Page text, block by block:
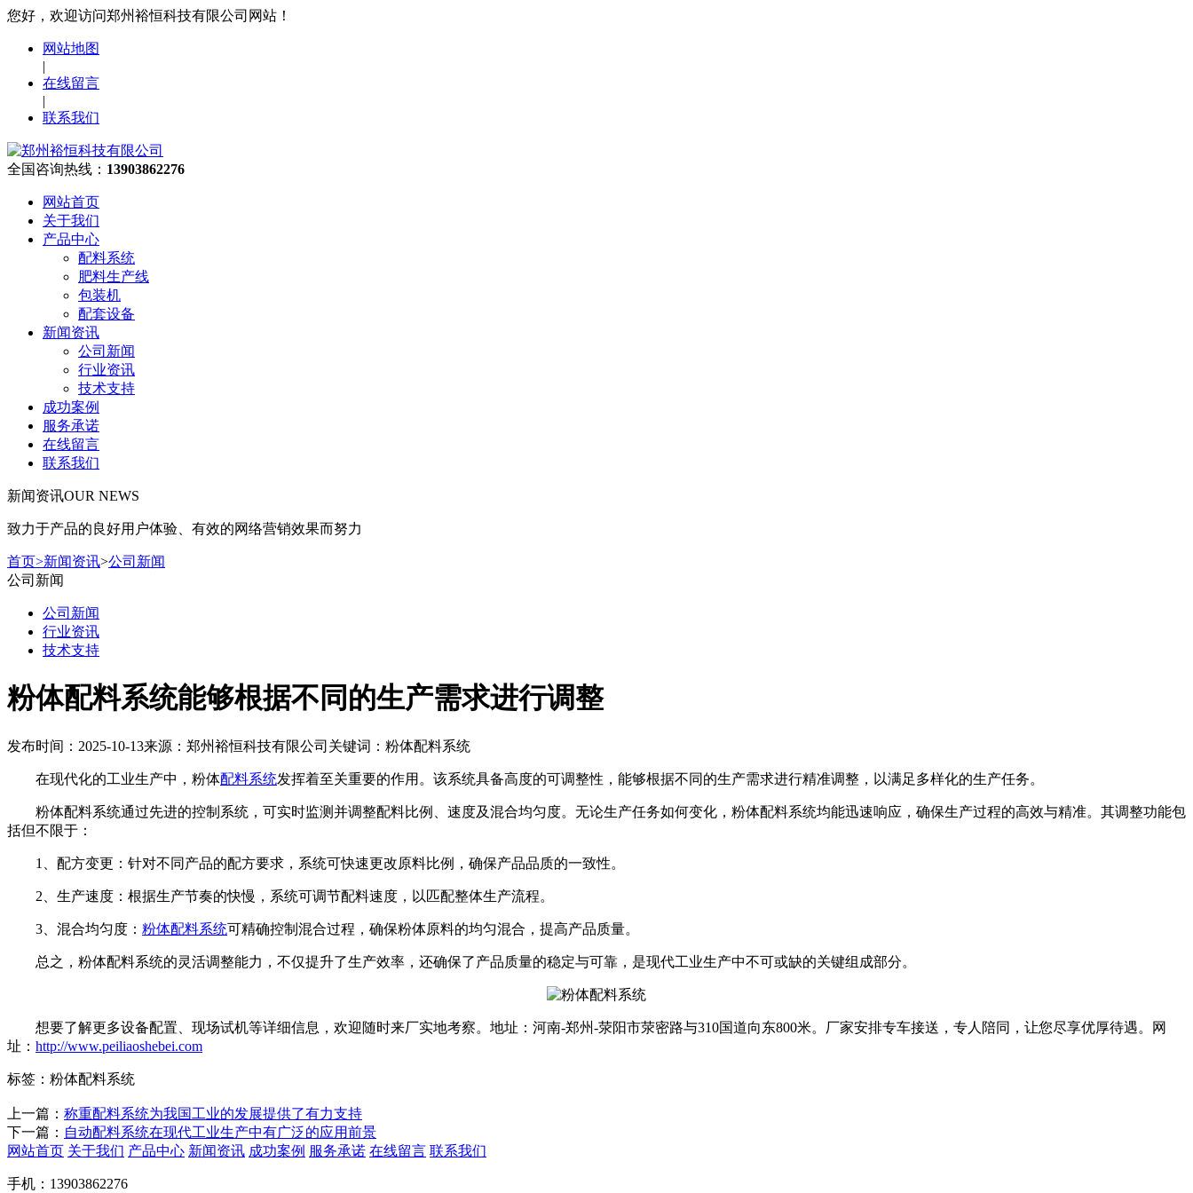
您好，欢迎访问郑州裕恒科技有限公司网站！
网站地图
|
在线留言
|
联系我们
全国咨询热线： 13903862276
网站首页
关于我们
产品中心
配料系统
肥料生产线
包装机
配套设备
新闻资讯
公司新闻
行业资讯
技术支持
成功案例
服务承诺
在线留言
联系我们
新闻资讯OUR NEWS
致力于产品的良好用户体验、有效的网络营销效果而努力
首页>新闻资讯>公司新闻
公司新闻
公司新闻
行业资讯
技术支持
粉体配料系统能够根据不同的生产需求进行调整
发布时间：2025-10-13来源：郑州裕恒科技有限公司 关键词：粉体配料系统
在现代化的工业生产中，粉体配料系统发挥着至关重要的作用。该系统具备高度的可调整性，能够根据不同的生产需求进行精准调整，以满足多样化的生产任务。
粉体配料系统通过先进的控制系统，可实时监测并调整配料比例、速度及混合均匀度。无论生产任务如何变化，粉体配料系统均能迅速响应，确保生产过程的高效与精准。其调整功能包
括但不限于：
1、配方变更：针对不同产品的配方要求，系统可快速更改原料比例，确保产品品质的一致性。
2、生产速度：根据生产节奏的快慢，系统可调节配料速度，以匹配整体生产流程。
3、混合均匀度： 粉体配料系统可精确控制混合过程，确保粉体原料的均匀混合，提高产品质量。
总之，粉体配料系统的灵活调整能力，不仅提升了生产效率，还确保了产品质量的稳定与可靠，是现代工业生产中不可或缺的关键组成部分。
想要了解更多设备配置、现场试机等详细信息，欢迎随时来厂实地考察。地址：河南-郑州-荥阳市荥密路与310国道向东800米。厂家安排专车接送，专人陪同，让您尽享优厚待遇。网
址： http://www.peiliaoshebei.com
标签：粉体配料系统
上一篇： 称重配料系统为我国工业的发展提供了有力支持
下一篇： 自动配料系统在现代工业生产中有广泛的应用前景
网站首页 关于我们 产品中心 新闻资讯 成功案例 服务承诺 在线留言 联系我们
手机：13903862276